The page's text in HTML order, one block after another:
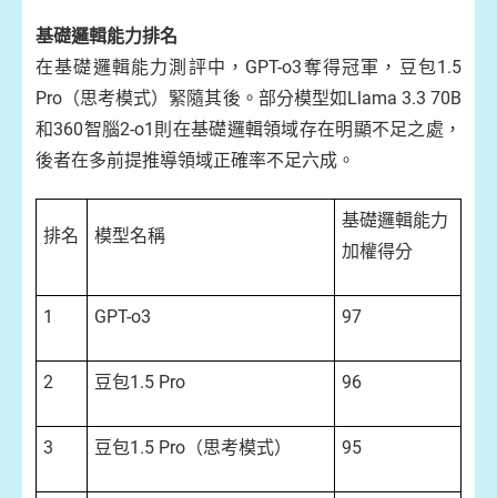
基礎邏輯能力排名
在基礎邏輯能力測評中，GPT-o3奪得冠軍，豆包1.5
Pro（思考模式）緊隨其後。部分模型如Llama 3.3 70B
和360智腦2-o1則在基礎邏輯領域存在明顯不足之處，
後者在多前提推導領域正確率不足六成。
排名 模型名稱
基礎邏輯能力
加權得分
1 GPT-o3 97
2 豆包1.5 Pro 96
3 豆包1.5 Pro（思考模式） 95